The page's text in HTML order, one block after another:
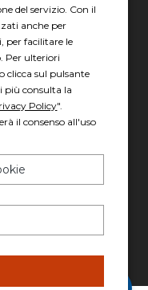
del servizio. Con il
anche per
per facilitare le
Per ulteriori
clicca sul pulsante
più consulta la
Policy".
il consenso all'uso